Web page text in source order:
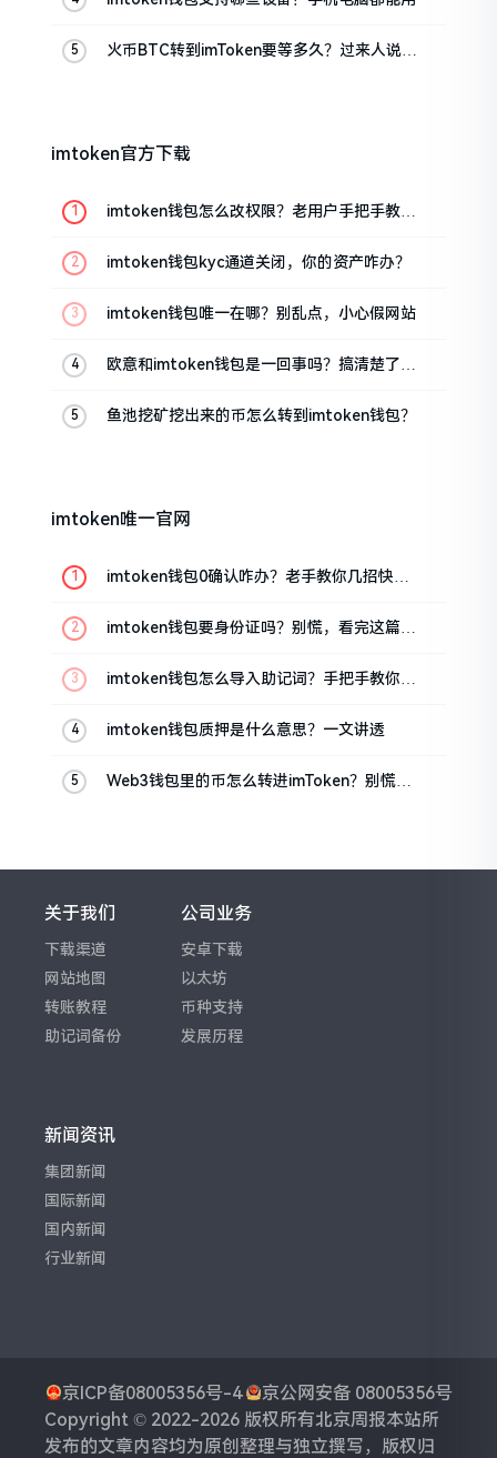
火币BTC转到imToken要等多久？过来人说说
imtoken官方下载
imtoken钱包怎么改权限？老用户手把手教你
imtoken钱包kyc通道关闭，你的资产咋办？
imtoken钱包唯一在哪？别乱点，小心假网站
欧意和imtoken钱包是一回事吗？搞清楚了再
鱼池挖矿挖出来的币怎么转到imtoken钱包？
imtoken唯一官网
imtoken钱包0确认咋办？老手教你几招快速
imtoken钱包要身份证吗？别慌，看完这篇就
imtoken钱包怎么导入助记词？手把手教你找
imtoken钱包质押是什么意思？一文讲透
Web3钱包里的币怎么转进imToken？别慌，
关于我们
下载渠道
网站地图
转账教程
助记词备份
公司业务
安卓下载
以太坊
币种支持
发展历程
新闻资讯
集团新闻
国际新闻
国内新闻
行业新闻
京ICP备08005356号-4
京公网安备 08005356号
Copyright © 2022-2026 版权所有北京周报本站所
发布的文章内容均为原创整理与独立撰写，版权归